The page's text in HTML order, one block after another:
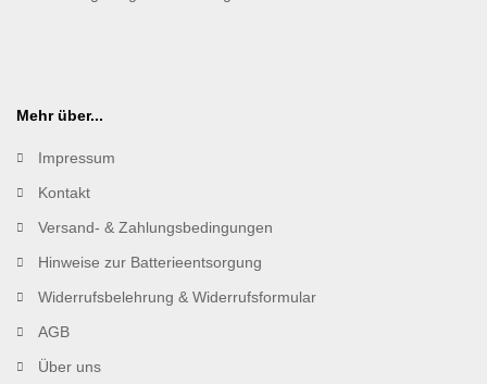
Mehr über...
Impressum
Kontakt
Versand- & Zahlungsbedingungen
Hinweise zur Batterieentsorgung
Widerrufsbelehrung & Widerrufsformular
AGB
Über uns